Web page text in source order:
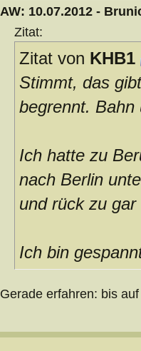
AW: 10.07.2012 -
Zitat:
Zitat von KHB1
Stimmt, das
begrennt. Bahn
Ich hatte zu
nach Berlin
und rück zu
Ich bin
Gerade erfahren: bis